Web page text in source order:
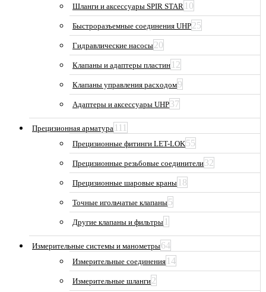
Шланги и аксессуары SPIR STAR 10
Быстроразъемные соединения UHP25
Гидравлические насосы20
Клапаны и адаптеры пластин 12
Клапаны управления расходом9
Адаптеры и аксессуары UHP37
Прецизионная арматура 111
Прецизионные фитинги LET-LOK55
Прецизионные резьбовые соединители32
Прецизионные шаровые краны 18
Точные игольчатые клапаны5
Другие клапаны и фильтры 1
Измерительные системы и манометры64
Измерительные соединения 14
Измерительные шланги2